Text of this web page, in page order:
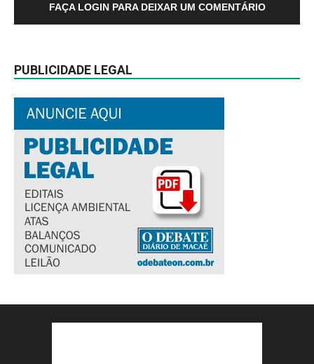
FAÇA LOGIN PARA DEIXAR UM COMENTÁRIO
PUBLICIDADE LEGAL